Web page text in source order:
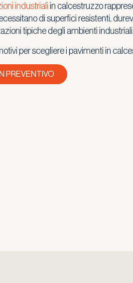
industriali in calcestruzzo
di superfici resistenti,
tipiche degli ambienti industriali.
per scegliere i pavimenti in
PREVENTIVO